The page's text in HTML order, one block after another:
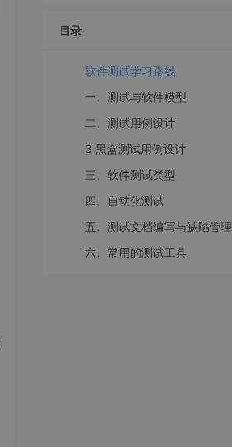
目录
软件测试学习路线
一、测试与软件模型
二、测试用例设计
3 黑盒测试用例设计
三、软件测试类型
四、自动化测试
五、测试文档编写与缺陷管理
六、常用的测试工具